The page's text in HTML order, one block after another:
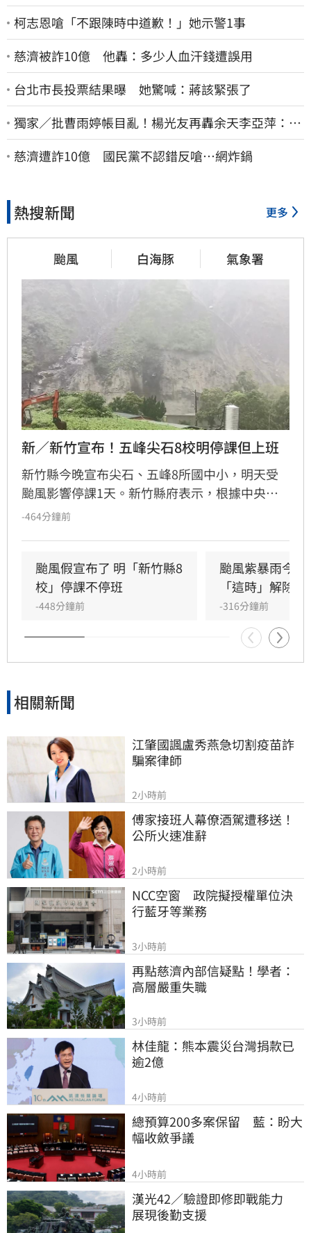
柯志恩嗆「不跟陳時中道歉！」她示警1事
慈濟被詐10億 他轟：多少人血汗錢遭誤用
台北市長投票結果曝 她驚喊：蔣該緊張了
獨家／批曹雨婷帳目亂！楊光友再轟余天李亞萍：他
們工會跟演藝圈沒關
慈濟遭詐10億 國民黨不認錯反嗆⋯網炸鍋
熱搜新聞 更多
颱風 白海豚 氣象署
新／新竹宣布！五峰尖石8校明停課但上班
新竹縣今晚宣布尖石、五峰8所國中小，明天受
颱風影響停課1天。新竹縣府表示，根據中央氣
象署最新預測，明天新竹縣山區雨量達停班停課
中、五峰國小、桃山國小、花園國小（含竹林分
校），共8校明天停課、但正常上班。
-464分鐘前
颱風假宣布了 明「新竹縣8
校」停課不停班
-448分鐘前
颱風紫暴雨今
「這時」解除
-316分鐘前
相關新聞
江肇國諷盧秀燕急切割疫苗詐
騙案律師
2小時前
傅家接班人幕僚酒駕遭移送！
公所火速准辭
2小時前
NCC空窗　政院擬授權單位決
行藍牙等業務
3小時前
再點慈濟內部信疑點！學者：
高層嚴重失職
3小時前
林佳龍：熊本震災台灣捐款已
逾2億
4小時前
總預算200多案保留　藍：盼大
幅收斂爭議
4小時前
漢光42／驗證即修即戰能力
展現後勤支援